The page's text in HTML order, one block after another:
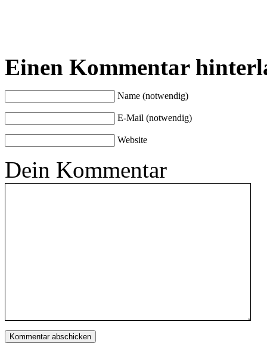
Einen Kommentar
Name (notwendig)
E-Mail (notwendig)
Website
Dein Kommentar